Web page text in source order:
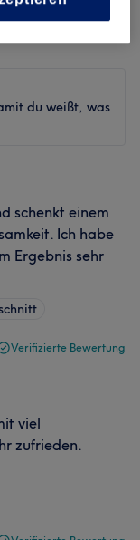
du weißt, was
schenkt einem
Ich habe
Ergebnis sehr
Verifizierte Bewertung
viel
zufrieden.